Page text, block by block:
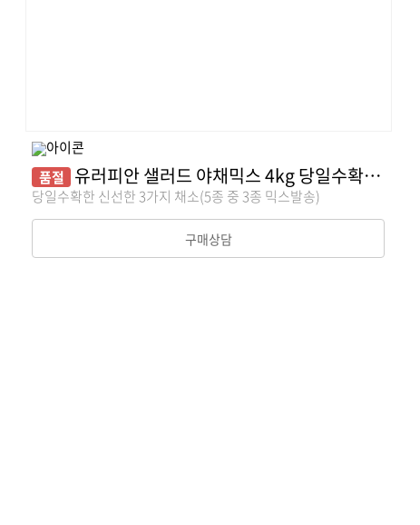
품절 유러피안 샐러드 야채믹스 4kg 당일수확/산지직송
당일수확한 신선한 3가지 채소(5종 중 3종 믹스발송)
구매상담